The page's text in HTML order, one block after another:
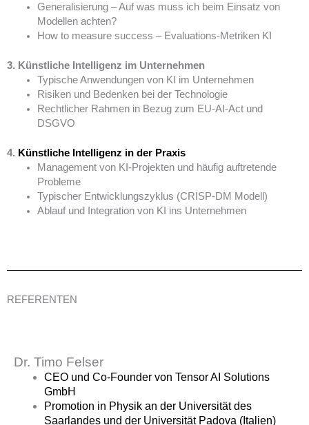
Generalisierung – Auf was muss ich beim Einsatz von
Modellen achten?
How to measure success – Evaluations-Metriken KI
3. Künstliche Intelligenz im Unternehmen
Typische Anwendungen von KI im Unternehmen
Risiken und Bedenken bei der Technologie
Rechtlicher Rahmen in Bezug zum EU-AI-Act und
DSGVO
4. Künstliche Intelligenz in der Praxis
Management von KI-Projekten und häufig auftretende
Probleme
Typischer Entwicklungszyklus (CRISP-DM Modell)
Ablauf und Integration von KI ins Unternehmen
REFERENTEN
Dr. Timo Felser
CEO und Co-Founder von Tensor AI Solutions
GmbH
Promotion in Physik an der Universität des
Saarlandes und der Universität Padova (Italien)